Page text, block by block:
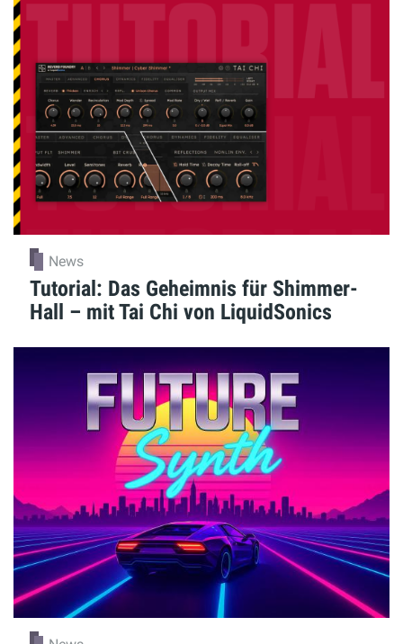
News
Tutorial: Das Geheimnis für Shimmer-
Hall – mit Tai Chi von LiquidSonics